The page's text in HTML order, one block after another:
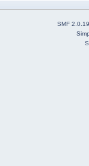
SMF 2.0.19